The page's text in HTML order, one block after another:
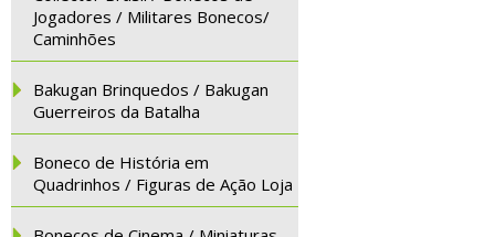
Jogadores / Militares Bonecos/
Caminhões
Bakugan Brinquedos / Bakugan
Guerreiros da Batalha
Boneco de História em
Quadrinhos / Figuras de Ação Loja